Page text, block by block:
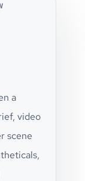
a
video
scene